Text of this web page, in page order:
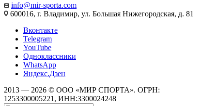
info@mir-sporta.com
600016, г. Владимир, ул. Большая Нижегородская, д. 81
Вконтакте
Telegram
YouTube
Одноклассники
WhatsApp
Яндекс.Дзен
2013 — 2026 © ООО «МИР СПОРТА». ОГРН:
1253300005221, ИНН:3300024248